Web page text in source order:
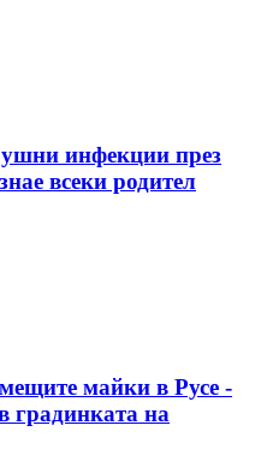
инфекции през
всеки родител
майки в Русе -
градинката на